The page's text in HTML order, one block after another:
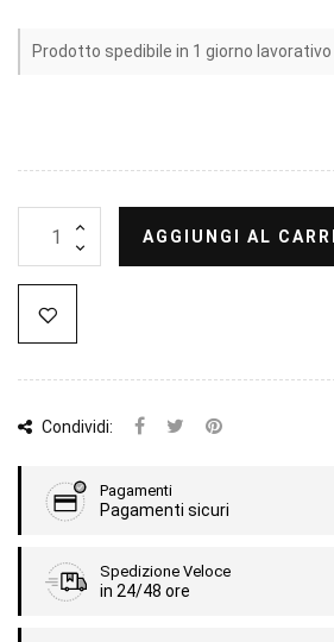
Prodotto spedibile in 1 giorno lavorativo
AGGIUNGI AL
Condividi:
Pagamenti
Pagamenti sicuri
Spedizione Veloce
in 24/48 ore